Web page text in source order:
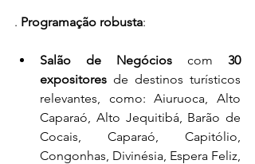
. Programação robusta:
Salão de Negócios com 30
expositores de destinos turísticos
relevantes, como: Aiuruoca, Alto
Caparaó, Alto Jequitibá, Barão de
Cocais, Caparaó, Capitólio,
Congonhas, Divinésia, Espera Feliz,